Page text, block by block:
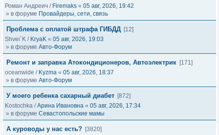
Роман Андреич / Firemaks « 05 авг, 2026, 19:42
» в форуме Провайдеры, сети, связь
Проблема с оплатой штрафа ГИБДД [12]
Shvei`K / KryaK « 05 авг, 2026, 19:03
» в форуме Авто-Форум
Ремонт и заправка Атокондиционеров, Автоэлектрик [171]
oceanwide / Kyzma « 05 авг, 2026, 18:37
» в форуме Авто-Форум
У моего ребенка сахарный диабет [872]
Kostochka /Арина Ивановна « 05 авг, 2026, 17:34
» в форуме Севастопольские мамы
А куроводы у нас есть? [3820]